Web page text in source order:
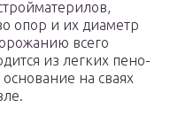
опор и их диаметр
всего
из легких пено-
на сваях